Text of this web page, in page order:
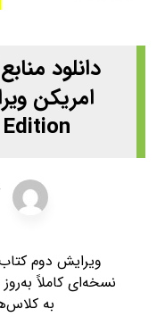
دانلود
نسخه‌ای کاملاً
به